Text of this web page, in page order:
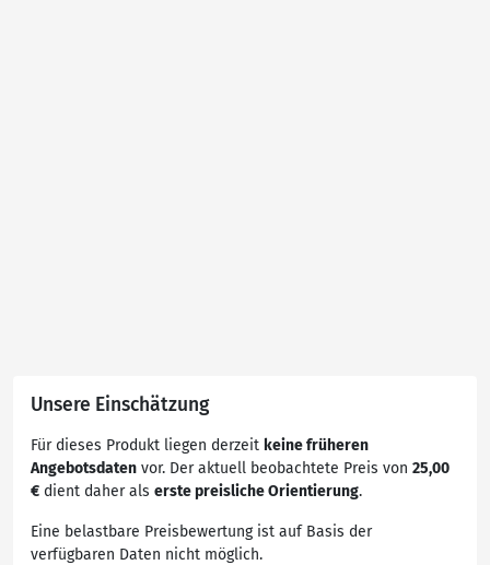
Unsere Einschätzung
Für dieses Produkt liegen derzeit keine früheren
Angebotsdaten vor. Der aktuell beobachtete Preis von 25,00
€ dient daher als erste preisliche Orientierung.
Eine belastbare Preisbewertung ist auf Basis der
verfügbaren Daten nicht möglich.